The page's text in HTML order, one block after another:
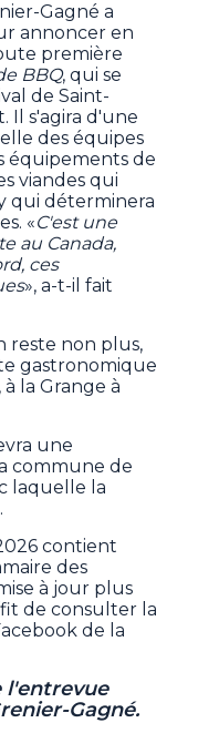
Gagné a
annoncer en
première
BBQ, qui se
de Saint-
Il s'agira d'une
des équipes
équipements de
viandes qui
qui déterminera
«C'est une
au Canada,
ces
», a-t-il fait
reste non plus,
gastronomique
la Grange à
une
commune de
laquelle la
contient
des
à jour plus
de consulter la
de la
l'entrevue
Gagné.